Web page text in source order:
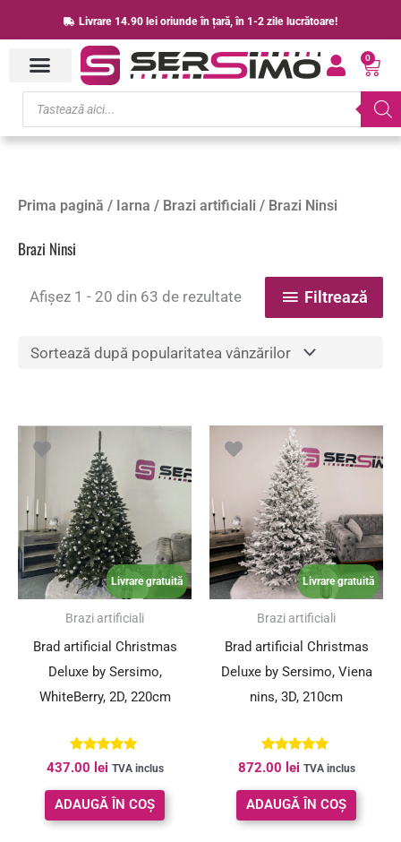
to
content
Livrare 14.90 lei oriunde în țară, în 1-2 zile lucrătoare!
0
Cart
Products
search
Prima pagină / Iarna / Brazi artificiali / Brazi Ninsi
Brazi Ninsi
Afișez 1 - 20 din 63 de rezultate
Sortat
după
Filtrează
Livrare gratuită
Brazi artificiali
Brad artificial Christmas
Deluxe by Sersimo,
WhiteBerry, 2D, 220cm
Evaluat la
4.96
din 5
437.00 lei TVA inclus
ADAUGĂ ÎN COȘ
Livrare gratuită
Brazi artificiali
Brad artificial Christmas
Deluxe by Sersimo, Viena
nins, 3D, 210cm
Evaluat la
4.96
din 5
872.00 lei TVA inclus
ADAUGĂ ÎN COȘ